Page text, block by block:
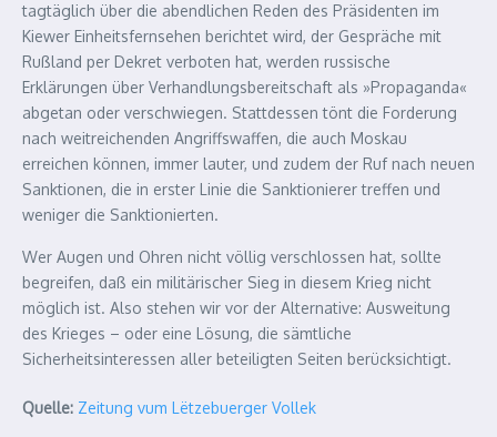
tagtäglich über die abendlichen Reden des Präsidenten im
Kiewer Einheitsfernsehen berichtet wird, der Gespräche mit
Rußland per Dekret verboten hat, werden russische
Erklärungen über Verhandlungsbereitschaft als »Propaganda«
abgetan oder verschwiegen. Stattdessen tönt die Forderung
nach weitreichenden Angriffswaffen, die auch Moskau
erreichen können, immer lauter, und zudem der Ruf nach neuen
Sanktionen, die in erster Linie die Sanktionierer treffen und
weniger die Sanktionierten.
Wer Augen und Ohren nicht völlig verschlossen hat, sollte
begreifen, daß ein militärischer Sieg in diesem Krieg nicht
möglich ist. Also stehen wir vor der Alternative: Ausweitung
des Krieges – oder eine Lösung, die sämtliche
Sicherheitsinteressen aller beteiligten Seiten berücksichtigt.
Quelle: Zeitung vum Lëtzebuerger Vollek